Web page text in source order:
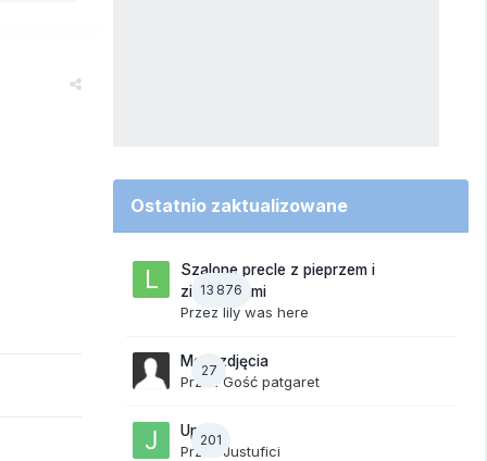
Ostatnio zaktualizowane
13 876
Szalone precle z pieprzem i
ziemniakami
Przez lily was here
27
Moje zdjęcia
Przez Gość patgaret
201
Upały
Przez Justufici